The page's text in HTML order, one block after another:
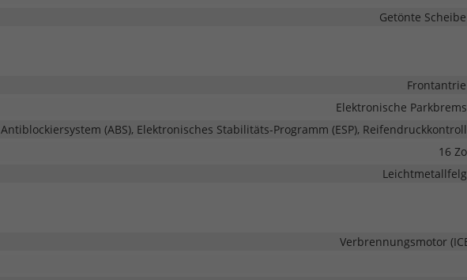
Getönte
Elektronische
Antiblockiersystem (ABS), Elektronisches Stabilitäts-Programm (ESP),
16
Verbrennungsmotor